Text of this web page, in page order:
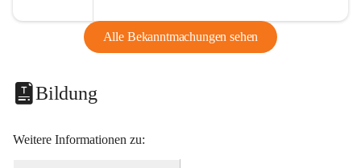
Alle Bekanntmachungen sehen
Bildung
Weitere Informationen zu: